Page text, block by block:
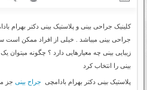
کلینیک جراحی بینی و پلاستیک بینی دکتر بهرام
جراحی بینی میباشد . خیلی از افراد ممکن است
زیبایی بینی چه معیارهایی دارد ؟ چگونه میتوان
بینی را انتخاب کرد
پلاستیکبینی دکتر بهرام بادامچی جراح بینی جز